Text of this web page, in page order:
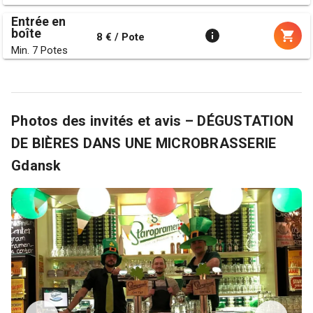
Entrée en
boîte
Min. 7 Potes
8 € / Pote
Photos des invités et avis – DÉGUSTATION
DE BIÈRES DANS UNE MICROBRASSERIE
Gdansk